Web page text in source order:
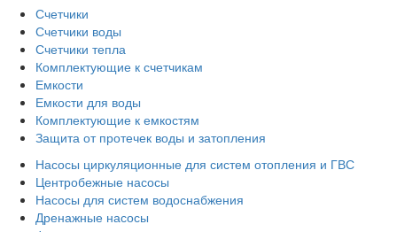
Счетчики
Счетчики воды
Счетчики тепла
Комплектующие к счетчикам
Емкости
Емкости для воды
Комплектующие к емкостям
Защита от протечек воды и затопления
Насосы циркуляционные для систем отопления и ГВС
Центробежные насосы
Насосы для систем водоснабжения
Дренажные насосы